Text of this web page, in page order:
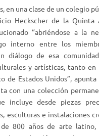
en una clase de un colegio
Heckscher de la Quinta
“abriéndose a la
interno entre los
diálogo de esa
y artísticas, tanto en
de Estados Unidos”, apunta
con una colección
incluye desde piezas
esculturas e instalaciones
800 años de arte latino,